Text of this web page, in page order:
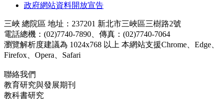
政府網站資料開放宣告
三峽 總院區 地址：237201 新北市三峽區三樹路2號
電話總機：(02)7740-7890、傳真：(02)7740-7064
瀏覽解析度建議為 1024x768 以上 本網站支援Chrome、Edge、
Firefox、Opera、Safari
聯絡我們
教育研究與發展期刊
教科書研究